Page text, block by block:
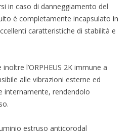
in caso di danneggiamento del
è completamente incapsulato in
caratteristiche di stabilità e
l’ORPHEUS 2K immune a
alle vibrazioni esterne ed
internamente, rendendolo
estruso anticorodal